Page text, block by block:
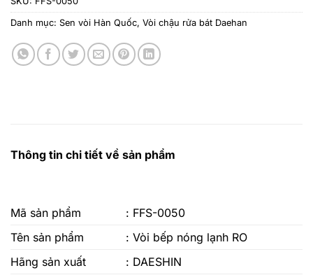
Danh mục: Sen vòi Hàn Quốc, Vòi chậu rửa bát Daehan
Thông tin chi tiết về sản phẩm
Mã sản phẩm
: FFS-0050
Tên sản phẩm
: Vòi bếp nóng lạnh RO
Hãng sản xuất
: DAESHIN